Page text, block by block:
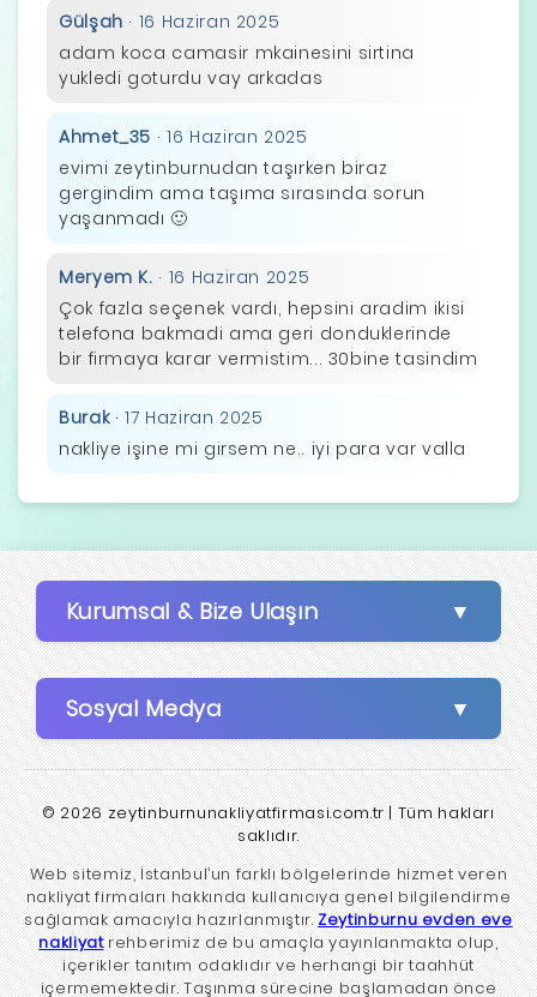
Gülşah · 16 Haziran 2025
adam koca camasir mkainesini sirtina
yukledi goturdu vay arkadas
Ahmet_35 · 16 Haziran 2025
evimi zeytinburnudan taşırken biraz
gergindim ama taşıma sırasında sorun
yaşanmadı 🙂
Meryem K. · 16 Haziran 2025
Çok fazla seçenek vardı, hepsini aradim ikisi
telefona bakmadi ama geri donduklerinde
bir firmaya karar vermistim... 30bine tasindim
Burak · 17 Haziran 2025
nakliye işine mi girsem ne.. iyi para var valla
Kurumsal & Bize Ulaşın
Sosyal Medya
© 2026 zeytinburnunakliyatfirmasi.com.tr | Tüm hakları
saklıdır.
Web sitemiz, İstanbul’un farklı bölgelerinde hizmet veren
nakliyat firmaları hakkında kullanıcıya genel bilgilendirme
sağlamak amacıyla hazırlanmıştır. Zeytinburnu evden eve
nakliyatrehberimiz de bu amaçla yayınlanmakta olup,
içerikler tanıtım odaklıdır ve herhangi bir taahhüt
içermemektedir. Taşınma sürecine başlamadan önce